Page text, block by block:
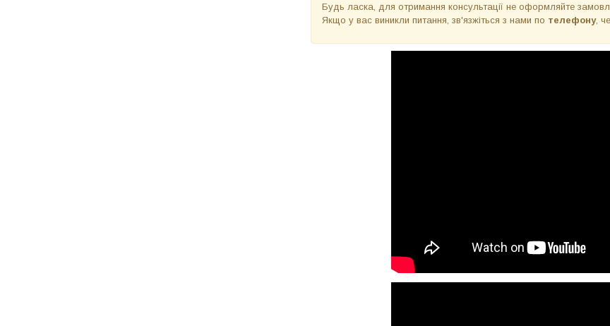
Будь ласка, для отримання консультації не оформляйте
Якщо у вас виникли питання, зв'язжіться з нами по телефону,